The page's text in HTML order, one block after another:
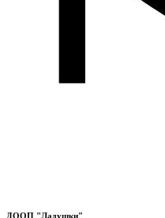
ДООП "Ладушки"